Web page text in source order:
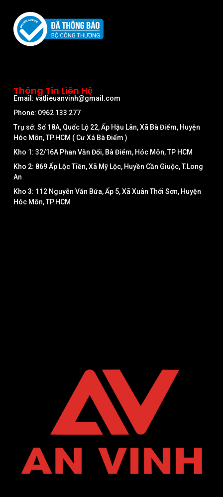
Thông Tin Liên Hệ
Email: vatlieuanvinh@gmail.com
Phone: 0962 133 277
Trụ sở: Số 18A, Quốc Lộ 22, Ấp Hậu Lân, Xã Bà Điểm, Huyện
Hóc Môn, TP.HCM ( Cư Xá Bà Điểm )
Kho 1: 32/16A Phan Văn Đối, Bà Điểm, Hóc Môn, TP HCM
Kho 2: 869 Ấp Lộc Tiền, Xã Mỹ Lộc, Huyền Cần Giuộc, T.Long
An
Kho 3: 112 Nguyễn Văn Bứa, Ấp 5, Xã Xuân Thới Sơn, Huyện
Hóc Môn, TP.HCM